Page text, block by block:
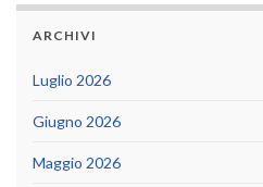
ARCHIVI
Luglio 2026
Giugno 2026
Maggio 2026